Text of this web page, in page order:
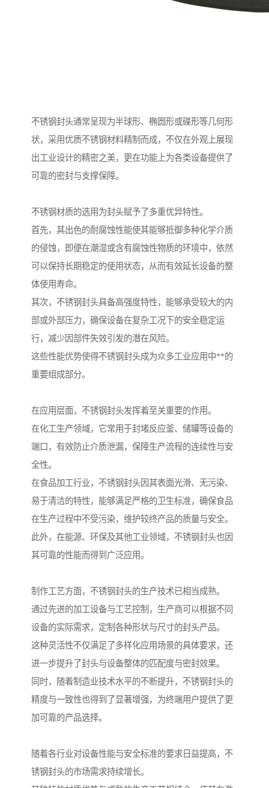
不锈钢封头通常呈现为半球形、椭圆形或碟形等几何形
状，采用优质不锈钢材料精制而成，不仅在外观上展现
出工业设计的精密之美，更在功能上为各类设备提供了
可靠的密封与支撑保障。
不锈钢材质的选用为封头赋予了多重优异特性。
首先，其出色的耐腐蚀性能使其能够抵御多种化学介质
的侵蚀，即便在潮湿或含有腐蚀性物质的环境中，依然
可以保持长期稳定的使用状态，从而有效延长设备的整
体使用寿命。
其次，不锈钢封头具备高强度特性，能够承受较大的内
部或外部压力，确保设备在复杂工况下的安全稳定运
行，减少因部件失效引发的潜在风险。
这些性能优势使得不锈钢封头成为众多工业应用中**的
重要组成部分。
在应用层面，不锈钢封头发挥着至关重要的作用。
在化工生产领域，它常用于封堵反应釜、储罐等设备的
端口，有效防止介质泄漏，保障生产流程的连续性与安
全性。
在食品加工行业，不锈钢封头因其表面光滑、无污染、
易于清洁的特性，能够满足严格的卫生标准，确保食品
在生产过程中不受污染，维护较终产品的质量与安全。
此外，在能源、环保及其他工业领域，不锈钢封头也因
其可靠的性能而得到广泛应用。
制作工艺方面，不锈钢封头的生产技术已相当成熟。
通过先进的加工设备与工艺控制，生产商可以根据不同
设备的实际需求，定制各种形状与尺寸的封头产品。
这种灵活性不仅满足了多样化应用场景的具体要求，还
进一步提升了封头与设备整体的匹配度与密封效果。
同时，随着制造业技术水平的不断提升，不锈钢封头的
精度与一致性也得到了显著增强，为终端用户提供了更
加可靠的产品选择。
随着各行业对设备性能与安全标准的要求日益提高，不
锈钢封头的市场需求持续增长。